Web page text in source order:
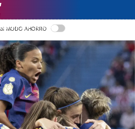
LLEGIR EN CATALÀ
MODO AHORRO